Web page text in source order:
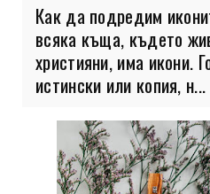
Как да подредим
всяка къща, където
християни, има икони.
истински или копия, н...